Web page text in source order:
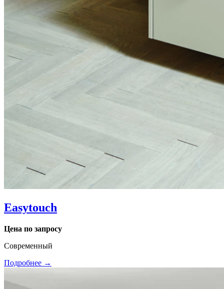
Easytouch
Цена по запросу
Современный
Подробнее →